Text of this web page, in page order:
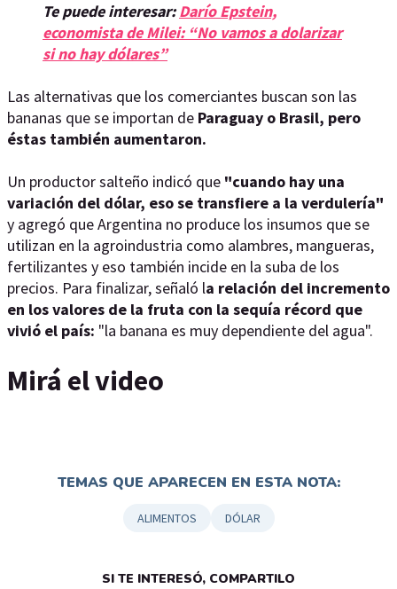
Te puede interesar:Darío Epstein,
economista de Milei: “No vamos a dolarizar
si no hay dólares”
Las alternativas que los comerciantes buscan son las
bananas que se importan de Paraguay o Brasil, pero
éstas también aumentaron.
Un productor salteño indicó que "cuando hay una
variación del dólar, eso se transfiere a la verdulería"
y agregó que Argentina no produce los insumos que se
utilizan en la agroindustria como alambres, mangueras,
fertilizantes y eso también incide en la suba de los
precios. Para finalizar, señaló la relación del incremento
en los valores de la fruta con la sequía récord que
vivió el país: "la banana es muy dependiente del agua".
Mirá el video
TEMAS QUE APARECEN EN ESTA NOTA:
ALIMENTOS DÓLAR
SI TE INTERESÓ, COMPARTILO